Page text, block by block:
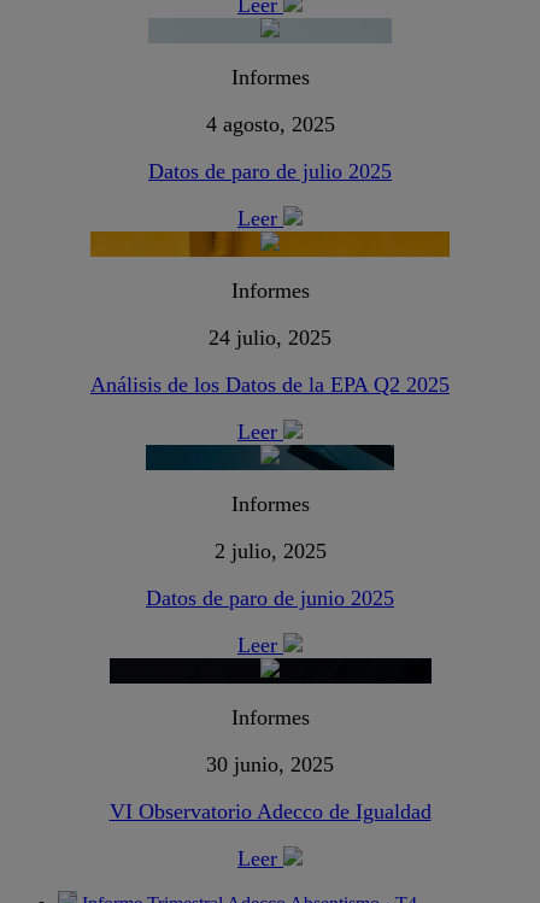
Informes
4 agosto, 2025
Datos de paro de julio 2025
Leer
Informes
24 julio, 2025
Análisis de los Datos de la EPA Q2 2025
Leer
Informes
2 julio, 2025
Datos de paro de junio 2025
Leer
Informes
30 junio, 2025
VI Observatorio Adecco de Igualdad
Leer